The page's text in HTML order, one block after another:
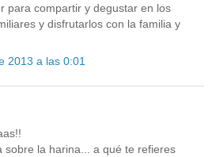
para compartir y degustar en los
y disfrutarlos con la familia y
2013 a las 0:01
sobre la harina... a qué te refieres